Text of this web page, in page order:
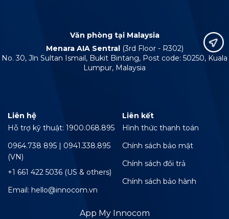
Văn phòng tại Malaysia
Menara AIA Sentral (3rd Floor - R302)
No. 30, Jln Sultan Ismail, Bukit Bintang, Post code: 50250, Kuala
Lumpur, Malaysia
Liên hệ
Hỗ trợ kỹ thuật: 1900.068.895
0964.738 895 | 0941.338.895
(VN)
+1 661 422 5036 (US & others)
Email: hello@innocom.vn
Liên kết
Hình thức thanh toán
Chính sách bảo mật
Chính sách đổi trả
Chính sách bảo hành
App My Innocom